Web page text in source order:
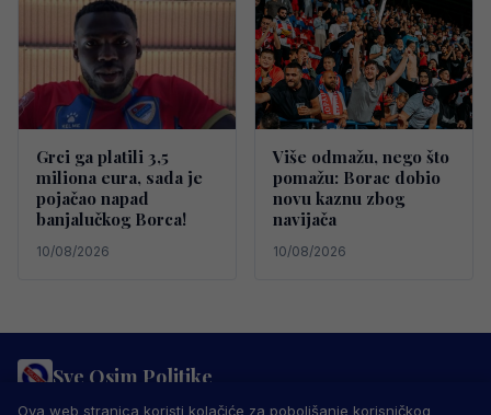
Grci ga platili 3,5
miliona eura, sada je
pojačao napad
banjalučkog Borca!
10/08/2026
Više odmažu, nego što
pomažu: Borac dobio
novu kaznu zbog
navijača
10/08/2026
Sve Osim Politike
PRAVILA PRIVATNOSTIMARKETING USLOVI KORIŠTENJA
Ova web stranica koristi kolačiće za poboljšanje korisničkog